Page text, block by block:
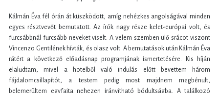
Kálmán Éva fél órán át küszködött, amíg nehézkes angolságával minden
egyes résztvevőt bemutatott. Az írók nagy része kelet-európai volt, és
furcsábbnál furcsább neveket viselt. A velem szemben ülő srácot viszont
Vincenzo Gentilének hívták, és olasz volt. A bemutatások után Kálmán Éva
rátért a következő előadásnap programjának ismertetésére. Kis híján
elaludtam, mivel a hotelből való indulás előtt bevettem három
fájdalomcsillapítót, a testem pedig most majdnem megbénult,
belemerültem egyfajta nehezen irányítható bódultságba. A találkozó